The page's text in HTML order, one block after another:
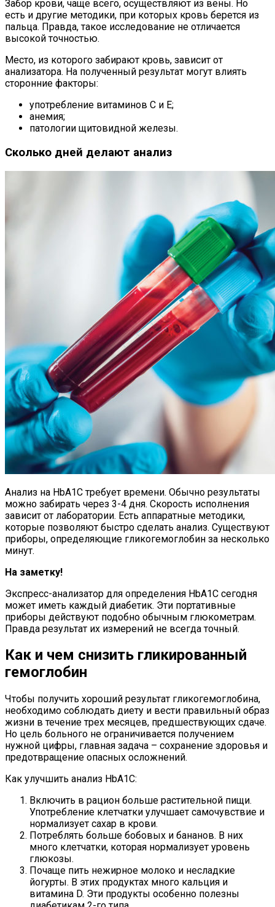
Забор крови, чаще всего, осуществляют из вены. Но
есть и другие методики, при которых кровь берется из
пальца. Правда, такое исследование не отличается
высокой точностью.
Место, из которого забирают кровь, зависит от
анализатора. На полученный результат могут влиять
сторонние факторы:
употребление витаминов С и Е;
анемия;
патологии щитовидной железы.
Сколько дней делают анализ
Анализ на HbA1C требует времени. Обычно результаты
можно забирать через 3-4 дня. Скорость исполнения
зависит от лаборатории. Есть аппаратные методики,
которые позволяют быстро сделать анализ. Существуют
приборы, определяющие гликогемоглобин за несколько
минут.
На заметку!
Экспресс-анализатор для определения HbA1C сегодня
может иметь каждый диабетик. Эти портативные
приборы действуют подобно обычным глюкометрам.
Правда результат их измерений не всегда точный.
Как и чем снизить гликированный
гемоглобин
Чтобы получить хороший результат гликогемоглобина,
необходимо соблюдать диету и вести правильный образ
жизни в течение трех месяцев, предшествующих сдаче.
Но цель больного не ограничивается получением
нужной цифры, главная задача – сохранение здоровья и
предотвращение опасных осложнений.
Как улучшить анализ HbA1C:
Включить в рацион больше растительной пищи.
Употребление клетчатки улучшает самочувствие и
нормализует сахар в крови.
Потреблять больше бобовых и бананов. В них
много клетчатки, которая нормализует уровень
глюкозы.
Почаще пить нежирное молоко и несладкие
йогурты. В этих продуктах много кальция и
витамина D. Эти продукты особенно полезны